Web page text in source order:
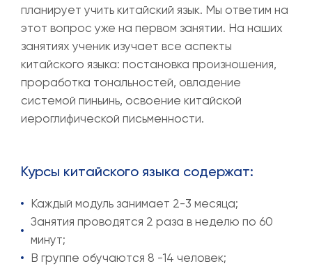
планирует учить китайский язык. Мы ответим на
этот вопрос уже на первом занятии. На наших
занятиях ученик изучает все аспекты
китайского языка: постановка произношения,
проработка тональностей, овладение
системой пиньинь, освоение китайской
иероглифической письменности.
Курсы китайского языка содержат:
Каждый модуль занимает 2-3 месяца;
Занятия проводятся 2 раза в неделю по 60
минут;
В группе обучаются 8 -14 человек;